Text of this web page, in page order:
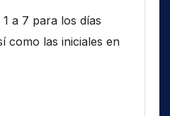
a 7 para los días
como las iniciales en